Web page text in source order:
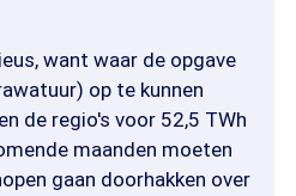
want waar de opgave
op te kunnen
de regio's voor 52,5 TWh
maanden moeten
gaan doorhakken over